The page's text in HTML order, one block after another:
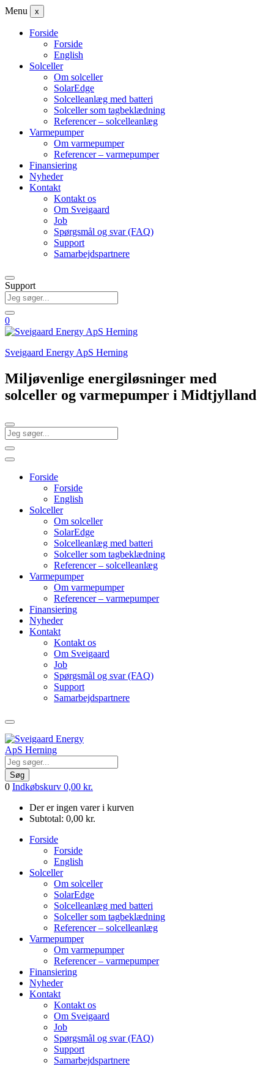
Menu x
Forside
Forside
English
Solceller
Om solceller
SolarEdge
Solcelleanlæg med batteri
Solceller som tagbeklædning
Referencer – solcelleanlæg
Varmepumper
Om varmepumper
Referencer – varmepumper
Finansiering
Nyheder
Kontakt
Kontakt os
Om Sveigaard
Job
Spørgsmål og svar (FAQ)
Support
Samarbejdspartnere
Support
0
Sveigaard Energy ApS Herning
Miljøvenlige energiløsninger med
solceller og varmepumper i Midtjylland
Forside
Forside
English
Solceller
Om solceller
SolarEdge
Solcelleanlæg med batteri
Solceller som tagbeklædning
Referencer – solcelleanlæg
Varmepumper
Om varmepumper
Referencer – varmepumper
Finansiering
Nyheder
Kontakt
Kontakt os
Om Sveigaard
Job
Spørgsmål og svar (FAQ)
Support
Samarbejdspartnere
Søg
0 Indkøbskurv 0,00 kr.
Der er ingen varer i kurven
Subtotal: 0,00 kr.
Forside
Forside
English
Solceller
Om solceller
SolarEdge
Solcelleanlæg med batteri
Solceller som tagbeklædning
Referencer – solcelleanlæg
Varmepumper
Om varmepumper
Referencer – varmepumper
Finansiering
Nyheder
Kontakt
Kontakt os
Om Sveigaard
Job
Spørgsmål og svar (FAQ)
Support
Samarbejdspartnere